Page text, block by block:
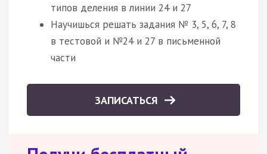
типов деления в линии 24 и 27
Научишься решать задания № 3, 5, 6, 7, 8
в тестовой и №24 и 27 в письменной
части
ЗАПИСАТЬСЯ